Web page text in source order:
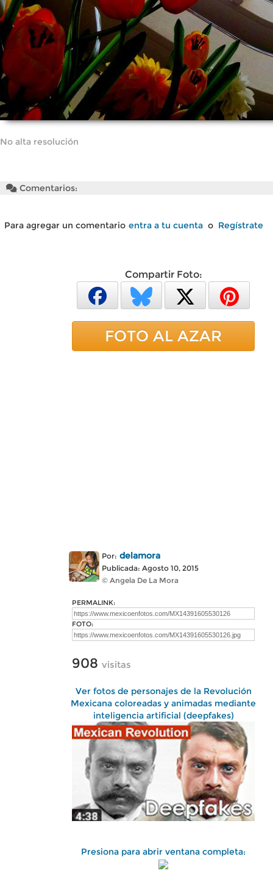
No alta resolución
Comentarios:
Para agregar un comentario entra a tu cuenta o Regístrate
Compartir Foto:
FOTO AL AZAR
Por: delamora
Publicada: Agosto 10, 2015
© Angela De La Mora
PERMALINK:
FOTO:
908 visitas
Ver fotos de personajes de la Revolución
Mexicana coloreadas y animadas mediante
inteligencia artificial (deepfakes)
Presiona para abrir ventana completa: